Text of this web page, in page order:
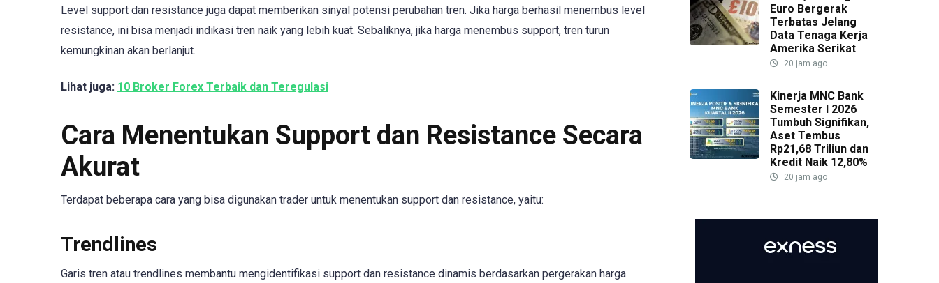
Level support dan resistance juga dapat memberikan sinyal potensi perubahan tren. Jika harga berhasil menembus level
resistance, ini bisa menjadi indikasi tren naik yang lebih kuat. Sebaliknya, jika harga menembus support, tren turun
kemungkinan akan berlanjut.
Lihat juga: 10 Broker Forex Terbaik dan Teregulasi
Cara Menentukan Support dan Resistance Secara
Akurat
Terdapat beberapa cara yang bisa digunakan trader untuk menentukan support dan resistance, yaitu:
Trendlines
Garis tren atau trendlines membantu mengidentifikasi support dan resistance dinamis berdasarkan pergerakan harga
Euro Bergerak
Terbatas Jelang
Data Tenaga Kerja
Amerika Serikat
20 jam ago
Kinerja MNC Bank
Semester I 2026
Tumbuh Signifikan,
Aset Tembus
Rp21,68 Triliun dan
Kredit Naik 12,80%
20 jam ago